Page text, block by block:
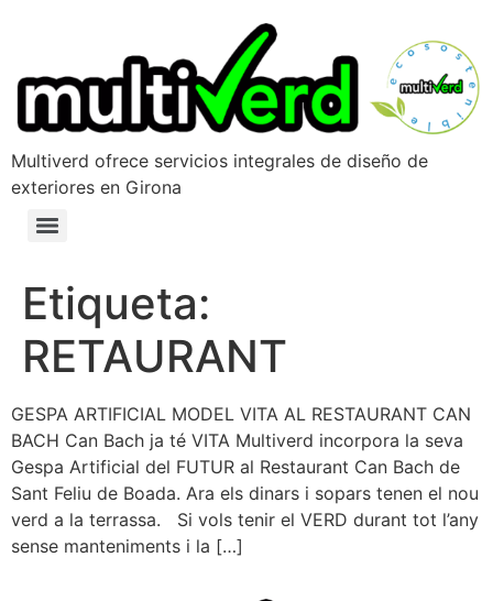
Multiverd ofrece servicios integrales de diseño de
exteriores en Girona
Etiqueta:
RETAURANT
GESPA ARTIFICIAL MODEL VITA AL RESTAURANT CAN
BACH Can Bach ja té VITA Multiverd incorpora la seva
Gespa Artificial del FUTUR al Restaurant Can Bach de
Sant Feliu de Boada. Ara els dinars i sopars tenen el nou
verd a la terrassa. Si vols tenir el VERD durant tot l’any
sense manteniments i la […]